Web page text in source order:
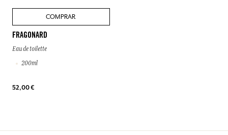
COMPRAR
FRAGONARD
Eau de toilette
200ml
52,00 €